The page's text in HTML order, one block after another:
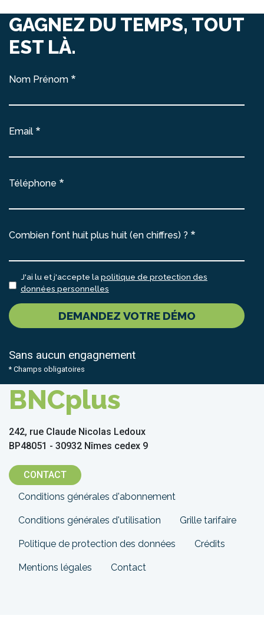
GAGNEZ DU TEMPS, TOUT
EST LÀ.
Nom Prénom
Email
Téléphone
Combien font huit plus huit (en chiffres) ?
J'ai lu et j'accepte la politique de protection des
données personnelles
DEMANDEZ VOTRE DÉMO
Sans aucun engagnement
* Champs obligatoires
BNCplus
242, rue Claude Nicolas Ledoux
BP48051 - 30932 Nîmes cedex 9
CONTACT
Menu
Pied
de
page
Conditions générales d'abonnement
Conditions générales d'utilisation Grille tarifaire
Politique de protection des données Crédits
Mentions légales Contact